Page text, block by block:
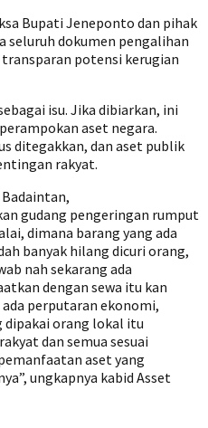
Bupati Jeneponto dan pihak
seluruh dokumen pengalihan
potensi kerugian
isu. Jika dibiarkan, ini
aset negara.
ditegakkan, dan aset publik
rakyat.
gudang pengeringan rumput
dimana barang yang ada
banyak hilang dicuri orang,
nah sekarang ada
dengan sewa itu kan
ada perputaran ekonomi,
dipakai orang lokal itu
dan semua sesuai
aset yang
ungkapnya kabid Asset